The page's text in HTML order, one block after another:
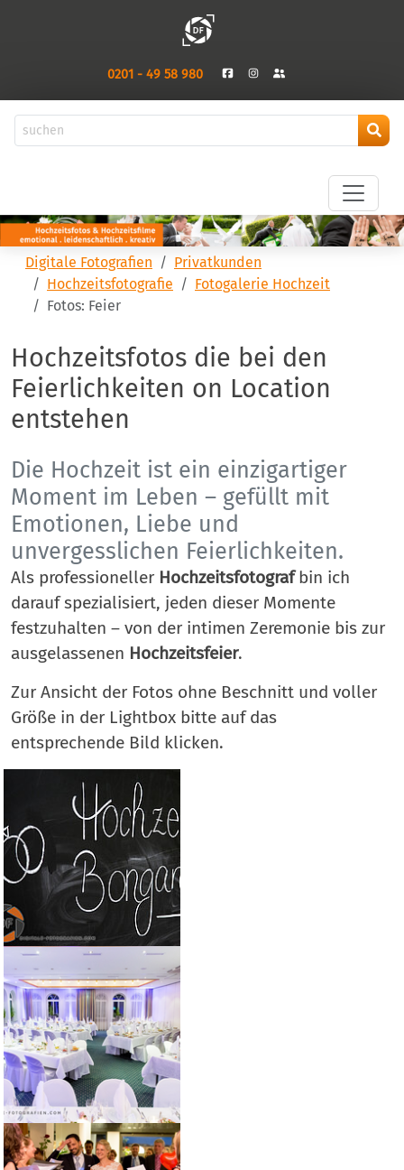
0201 - 49 58 980
Digitale Fotografien
Privatkunden
Hochzeitsfotografie
Fotogalerie Hochzeit
Fotos: Feier
Hochzeitsfotos die bei den
Feierlichkeiten on Location
entstehen
Die Hochzeit ist ein einzigartiger
Moment im Leben – gefüllt mit
Emotionen, Liebe und
unvergesslichen Feierlichkeiten.
Als professioneller Hochzeitsfotografbin ich
darauf spezialisiert, jeden dieser Momente
festzuhalten – von der intimen Zeremonie bis zur
ausgelassenen Hochzeitsfeier.
Zur Ansicht der Fotos ohne Beschnitt und voller
Größe in der Lightbox bitte auf das
entsprechende Bild klicken.